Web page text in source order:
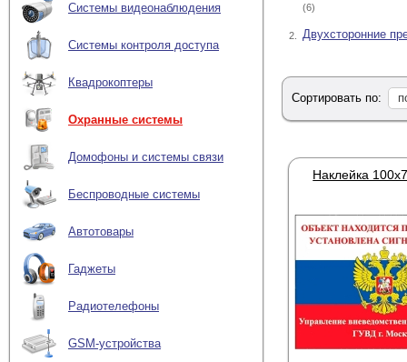
Системы видеонаблюдения
Системы контроля доступа
Квадрокоптеры
Охранные системы
Домофоны и системы связи
Беспроводные системы
Автотовары
Гаджеты
Радиотелефоны
GSM-устройства
(6)
2. Двухсторонние
Сортировать по: